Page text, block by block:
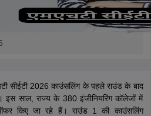
सीईटी 2026 काउंसलिंग के पहले राउंड के बाद
साल, राज्य के 380 इंजीनियरिंग कॉलेजों में
किए जा रहे हैं। राउंड 1 की काउंसलिंग